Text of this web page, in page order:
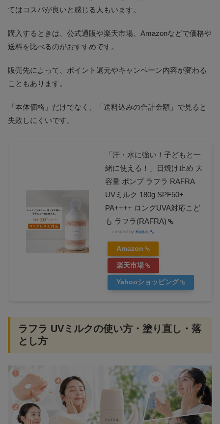
てはコスパが良いと感じる人もいます。
購入するときは、公式通販や楽天市場、Amazonなどで価格や
送料を比べるのがおすすめです。
販売先によって、ポイント還元やキャンペーン内容が変わる
こともあります。
「本体価格」だけでなく、「送料込みの合計金額」で見ると
失敗しにくいです。
「汗・水に強い！子どもと一
緒に使える！」日焼け止め 大
容量 ポンプ ラフラ RAFRA
UVミルク 180g SPF50+
PA++++ ロングUVA対応こど
も ラフラ(RAFRA)
created by Rinker
Amazon
楽天市場
Yahooショッピング
ラフラ UVミルクの使い方・塗り直し・落
とし方